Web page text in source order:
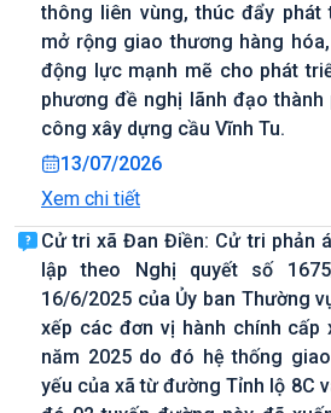
thông liên vùng, thúc đẩy phát
mở rộng giao thương hàng
động lực mạnh mẽ cho phát
phương đề nghị lãnh đạo
công xây dựng cầu Vĩnh Tu.
13/07/2026
Xem chi tiết
Cử tri xã Đan Điền: Cử tri phản
lập theo Nghị quyết số 1675/
16/6/2025 của Ủy ban Thường
xếp các đơn vị hành chính cấp
năm 2025 do đó hệ thống
yếu của xã từ đường Tỉnh lộ 8C